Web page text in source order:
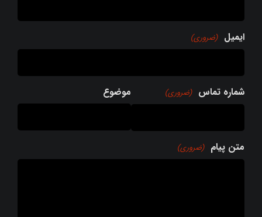
ایمیل (ضروری)
شماره تماس (ضروری) موضوع
متن پیام (ضروری)